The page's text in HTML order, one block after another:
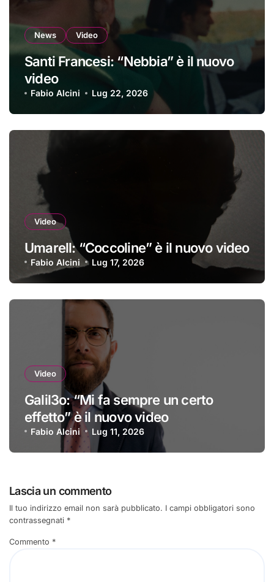
News Video
Santi Francesi: “Nebbia” è il nuovo
video
Fabio Alcini Lug 22, 2026
Video
Umarell: “Coccoline” è il nuovo video
Fabio Alcini Lug 17, 2026
Video
Galil3o: “Mi fa sempre un certo
effetto” è il nuovo video
Fabio Alcini Lug 11, 2026
Lascia un commento
Il tuo indirizzo email non sarà pubblicato. I campi obbligatori sono
contrassegnati *
Commento *